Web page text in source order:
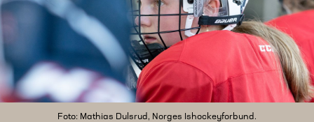
Foto: Mathias Dulsrud, Norges Ishockeyforbund.